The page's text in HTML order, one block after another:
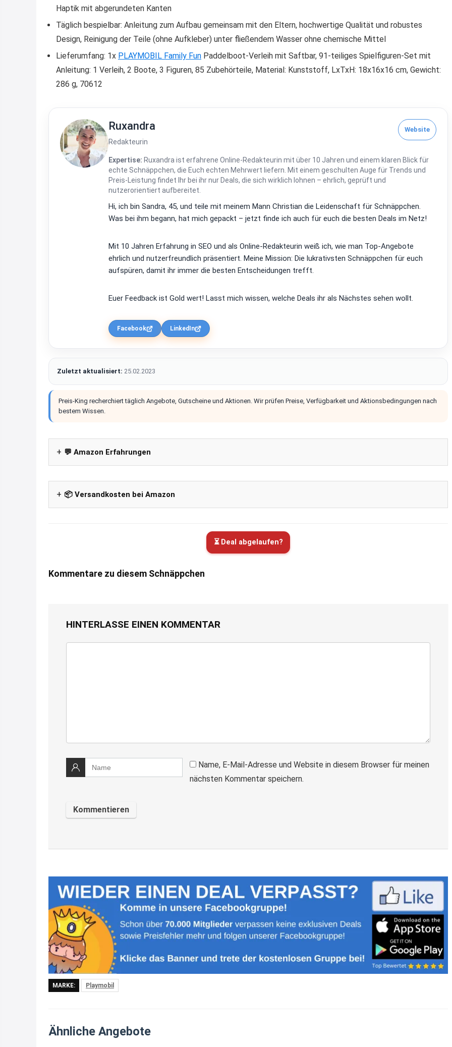
Haptik mit abgerundeten Kanten
Täglich bespielbar: Anleitung zum Aufbau gemeinsam mit den Eltern, hochwertige Qualität und robustes
Design, Reinigung der Teile (ohne Aufkleber) unter fließendem Wasser ohne chemische Mittel
Lieferumfang: 1x PLAYMOBIL Family Fun Paddelboot-Verleih mit Saftbar, 91-teiliges Spielfiguren-Set mit
Anleitung: 1 Verleih, 2 Boote, 3 Figuren, 85 Zubehörteile, Material: Kunststoff, LxTxH: 18x16x16 cm, Gewicht:
286 g, 70612
Ruxandra
Redakteurin
Website
Expertise: Ruxandra ist erfahrene Online-Redakteurin mit über 10 Jahren und einem klaren Blick für
echte Schnäppchen, die Euch echten Mehrwert liefern. Mit einem geschulten Auge für Trends und
Preis-Leistung findet Ihr bei ihr nur Deals, die sich wirklich lohnen – ehrlich, geprüft und
nutzerorientiert aufbereitet.
Hi, ich bin Sandra, 45, und teile mit meinem Mann Christian die Leidenschaft für Schnäppchen.
Was bei ihm begann, hat mich gepackt – jetzt finde ich auch für euch die besten Deals im Netz!
Mit 10 Jahren Erfahrung in SEO und als Online-Redakteurin weiß ich, wie man Top-Angebote
ehrlich und nutzerfreundlich präsentiert. Meine Mission: Die lukrativsten Schnäppchen für euch
aufspüren, damit ihr immer die besten Entscheidungen trefft.
Euer Feedback ist Gold wert! Lasst mich wissen, welche Deals ihr als Nächstes sehen wollt.
Facebook LinkedIn
Zuletzt aktualisiert: 25.02.2023
Preis-King recherchiert täglich Angebote, Gutscheine und Aktionen. Wir prüfen Preise, Verfügbarkeit und Aktionsbedingungen nach
bestem Wissen.
💬 Amazon Erfahrungen
📦 Versandkosten bei Amazon
⏳ Deal abgelaufen?
Kommentare zu diesem Schnäppchen
HINTERLASSE EINEN KOMMENTAR
Name, E-Mail-Adresse und Website in diesem Browser für meinen
nächsten Kommentar speichern.
MARKE: Playmobil
Ähnliche Angebote